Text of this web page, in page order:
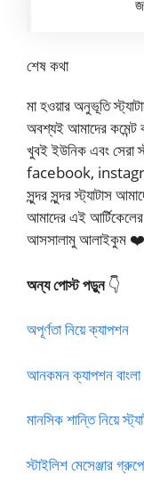
শেষ কথা
মা হওয়ার অনুভূতি
অবশ্যই আমাদের কমেন্ট
খুবই ইউনিক এবং সেরা
facebook,
সুন্দর সুন্দর স্ট্যাটাস
আমাদের এই
আসসালামু আলাইকুম ❤️
অন্য পোস্ট পড়ুন👇
অপূর্ণতা নিয়ে ক্যাপশন
আনকমন ক্যাপশন বাংলা
মানসিক শান্তি নিয়ে
স্টাইলিশ মেসেঞ্জার